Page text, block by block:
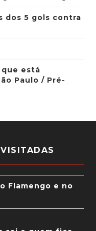
dos 5 gols contra
que está
Paulo / Pré-
Flamengo e no